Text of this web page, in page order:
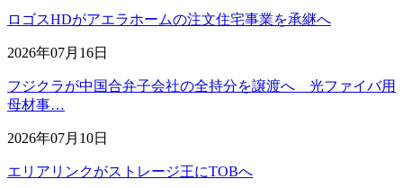
ロゴスHDがアエラホームの注文住宅事業を承継へ
2026年07月16日
フジクラが中国合弁子会社の全持分を譲渡へ 光ファイバ用
母材事…
2026年07月10日
エリアリンクがストレージ王にTOBへ